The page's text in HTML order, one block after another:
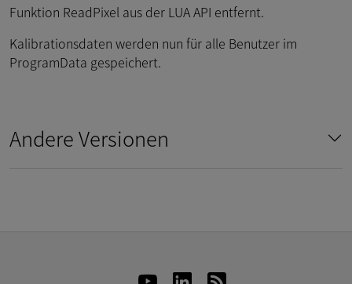
Funktion ReadPixel aus der LUA API entfernt.
Kalibrationsdaten werden nun für alle Benutzer im
ProgramData gespeichert.
Andere Versionen